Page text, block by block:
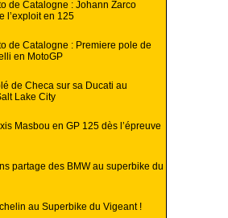
de Catalogne : Johann Zarco
l’exploit en 125
de Catalogne : Premiere pole de
en MotoGP
de Checa sur sa Ducati au
Lake City
Masbou en GP 125 dès l’épreuve
partage des BMW au superbike du
au Superbike du Vigeant !